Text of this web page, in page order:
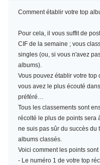
Comment établir votre top
Pour cela, il vous suffit de
CIF de la semaine ; vous
singles (ou, si vous n'avez
albums).
Vous pouvez établir votre top
vous avez le plus écouté
préféré…
Tous les classements sont
récolté le plus de points sera
ne suis pas sûr du succès du
albums classés.
Voici comment les points
- Le numéro 1 de votre top